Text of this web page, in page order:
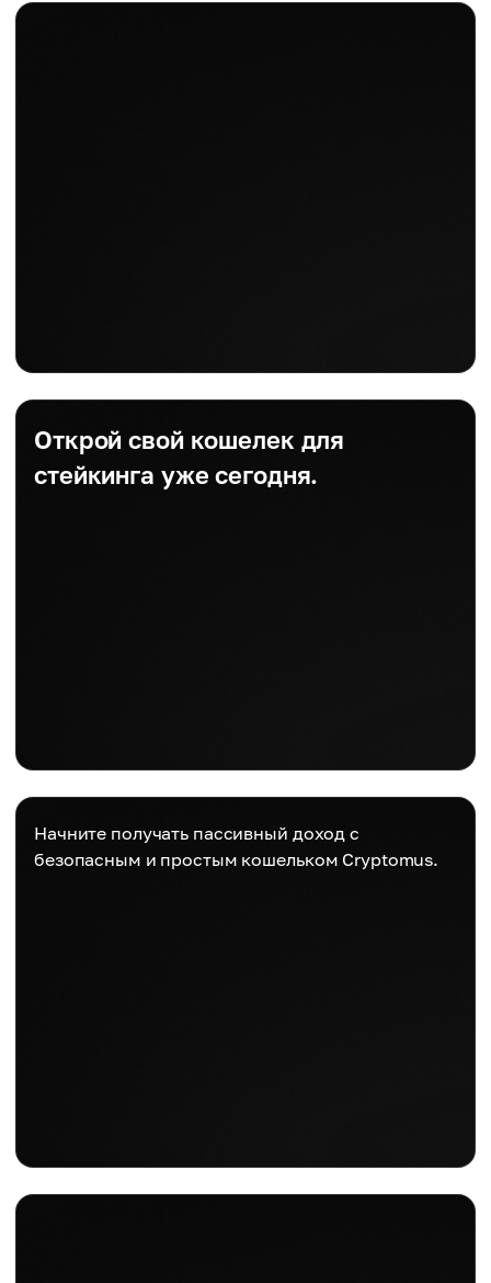
Открой свой кошелек для
стейкинга уже сегодня.
Начните получать пассивный доход с
безопасным и простым кошельком Cryptomus.